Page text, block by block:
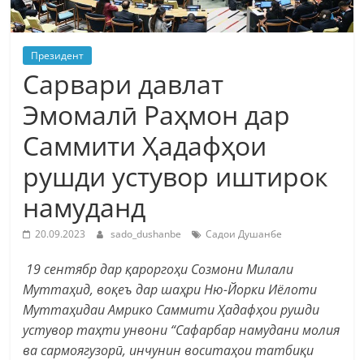
Президент
Сарвари давлат
Эмомалӣ Раҳмон дар
Саммити Ҳадафҳои
рушди устувор иштирок
намуданд
20.09.2023 sado_dushanbe Садои Душанбе
19 сентябр дар қароргоҳи Созмони Милали
Муттаҳид, воқеъ дар шаҳри Ню-Йорки Иёлоти
Муттаҳидаи Амрико Саммити Ҳадафҳои рушди
устувор таҳти унвони “Сафарбар намудани молия
ва сармоягузорӣ, инчунин воситаҳои татбиқи